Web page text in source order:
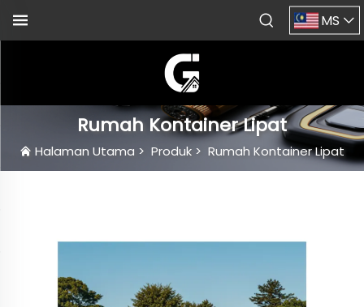
MS
Rumah Kontainer Lipat
Halaman Utama > Produk > Rumah Kontainer Lipat